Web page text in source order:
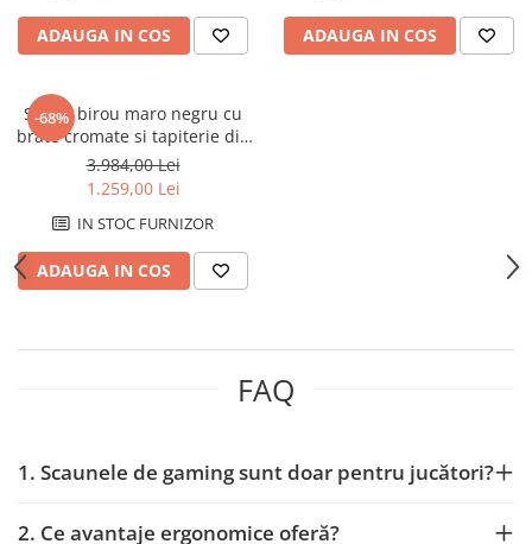
Mobilier bar
Birouri
Carucior de servire
Postamente, Piedestale
Paravane de camera
ADAUGA IN COS ADAUGA IN COS
-68%
Scaun birou maro negru cu
brate cromate si tapiterie din
piele Patron 63x72x125 cm
3.984,00 Lei
1.259,00 Lei
IN STOC FURNIZOR
ADAUGA IN COS
FAQ
1. Scaunele de gaming sunt doar pentru jucători?
2. Ce avantaje ergonomice oferă?